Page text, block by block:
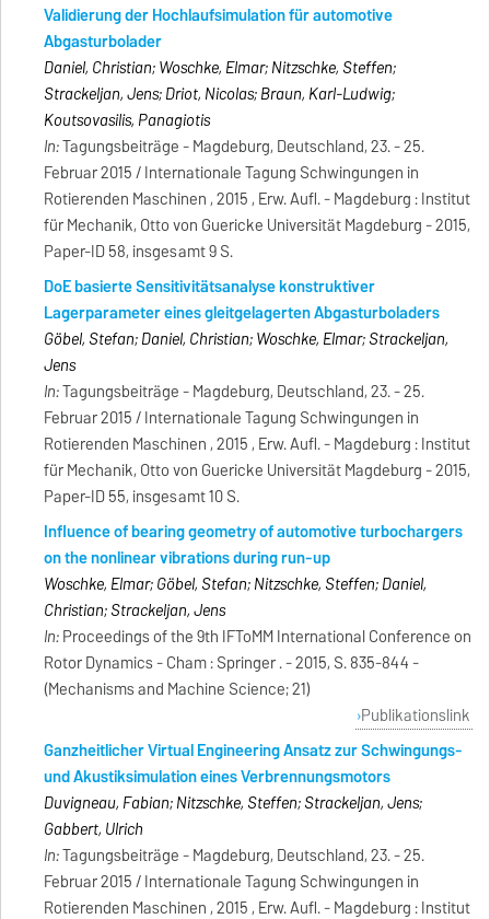
Validierung der Hochlaufsimulation für automotive
Abgasturbolader
Daniel, Christian; Woschke, Elmar; Nitzschke, Steffen;
Strackeljan, Jens; Driot, Nicolas; Braun, Karl-Ludwig;
Koutsovasilis, Panagiotis
In:Tagungsbeiträge - Magdeburg, Deutschland, 23. - 25.
Februar 2015 / Internationale Tagung Schwingungen in
Rotierenden Maschinen , 2015 , Erw. Aufl. - Magdeburg : Institut
für Mechanik, Otto von Guericke Universität Magdeburg - 2015,
Paper-ID 58, insgesamt 9 S.
DoE basierte Sensitivitätsanalyse konstruktiver
Lagerparameter eines gleitgelagerten Abgasturboladers
Göbel, Stefan; Daniel, Christian; Woschke, Elmar; Strackeljan,
Jens
In:Tagungsbeiträge - Magdeburg, Deutschland, 23. - 25.
Februar 2015 / Internationale Tagung Schwingungen in
Rotierenden Maschinen , 2015 , Erw. Aufl. - Magdeburg : Institut
für Mechanik, Otto von Guericke Universität Magdeburg - 2015,
Paper-ID 55, insgesamt 10 S.
Influence of bearing geometry of automotive turbochargers
on the nonlinear vibrations during run-up
Woschke, Elmar; Göbel, Stefan; Nitzschke, Steffen; Daniel,
Christian; Strackeljan, Jens
In:Proceedings of the 9th IFToMM International Conference on
Rotor Dynamics - Cham : Springer . - 2015, S. 835-844 -
(Mechanisms and Machine Science; 21)
Publikationslink
Ganzheitlicher Virtual Engineering Ansatz zur Schwingungs-
und Akustiksimulation eines Verbrennungsmotors
Duvigneau, Fabian; Nitzschke, Steffen; Strackeljan, Jens;
Gabbert, Ulrich
In:Tagungsbeiträge - Magdeburg, Deutschland, 23. - 25.
Februar 2015 / Internationale Tagung Schwingungen in
Rotierenden Maschinen , 2015 , Erw. Aufl. - Magdeburg : Institut